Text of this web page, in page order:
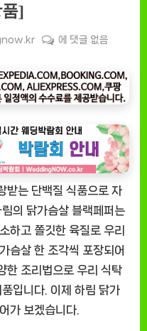
]
[잇
나
우
ㅣ
인
기
상
품]
하
림
닭
가
살
블
랙
에 댓글 없음
받는 단백질 식품으로 자
의 닭가슴살 블랙페퍼는
하고 쫄깃한 육질로 우리
슴살 한 조각씩 포장되어
한 조리법으로 우리 식탁
입니다. 이제 하림 닭가
가 보겠습니다.